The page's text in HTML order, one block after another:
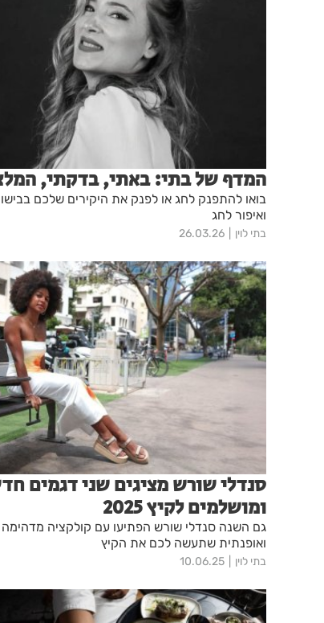
המדף של בתי: באתי, בדקתי,
בואו להתפנק לחג או לפנק את היקירים שלכם
ואיפור לחג
בתי לוין 26.03.26
סנדלי שורש מציגים שני דגמים
ומושלמים לקיץ 2025
גם השנה סנדלי שורש הפתיעו עם קולקציה מדהימה
ואופנתית שתעשה לכם את הקיץ
בתי לוין 10.06.25